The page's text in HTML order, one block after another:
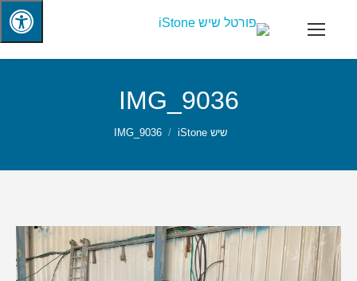
IMG_9036
שיש iStone IMG_9036